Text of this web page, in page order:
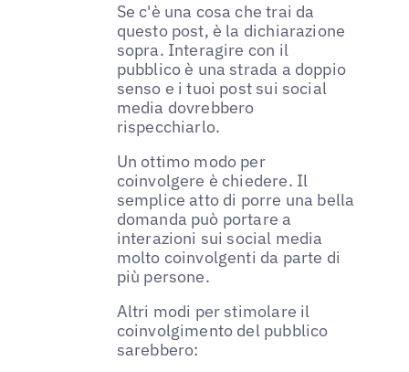
Se c'è una cosa che trai da
questo post, è la dichiarazione
sopra. Interagire con il
pubblico è una strada a doppio
senso e i tuoi post sui social
media dovrebbero
rispecchiarlo.
Un ottimo modo per
coinvolgere è chiedere. Il
semplice atto di porre una bella
domanda può portare a
interazioni sui social media
molto coinvolgenti da parte di
più persone.
Altri modi per stimolare il
coinvolgimento del pubblico
sarebbero: